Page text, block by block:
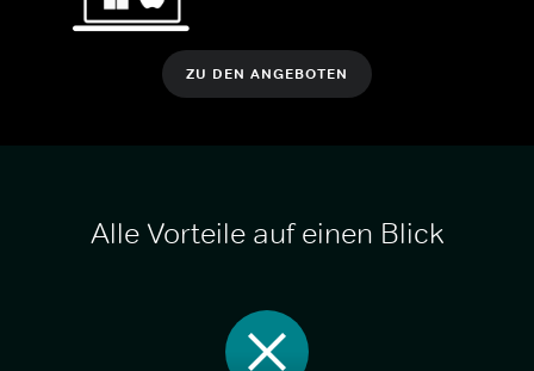
ZU DEN ANGEBOTEN
Alle Vorteile auf einen Blick